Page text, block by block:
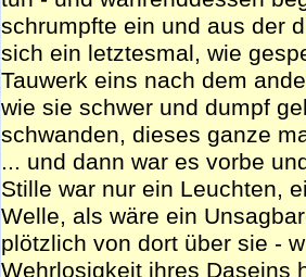
schrumpfte ein und aus der
sich ein letztesmal, wie
Tauwerk eins nach dem
wie sie schwer und dumpf
schwanden, dieses ganze
... und dann war es vorbe
Stille war nur ein Leuchten,
Welle, als wäre ein
plötzlich von dort über sie -
Wehrlosigkeit ihres Daseins